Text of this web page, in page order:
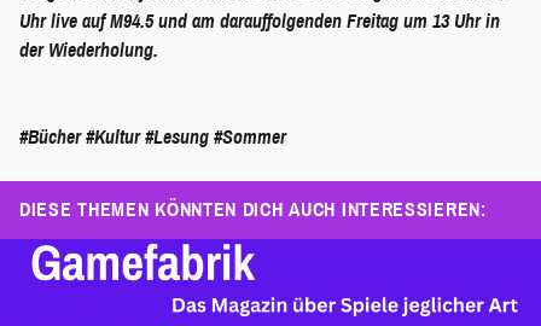
Uhr live auf M94.5 und am darauffolgenden Freitag um 13 Uhr in
der Wiederholung.
#Bücher #Kultur #Lesung #Sommer
DIESE THEMEN KÖNNTEN DICH AUCH INTERESSIEREN: